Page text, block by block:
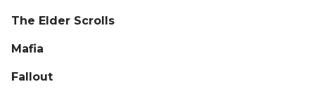
The Elder Scrolls
Mafia
Fallout